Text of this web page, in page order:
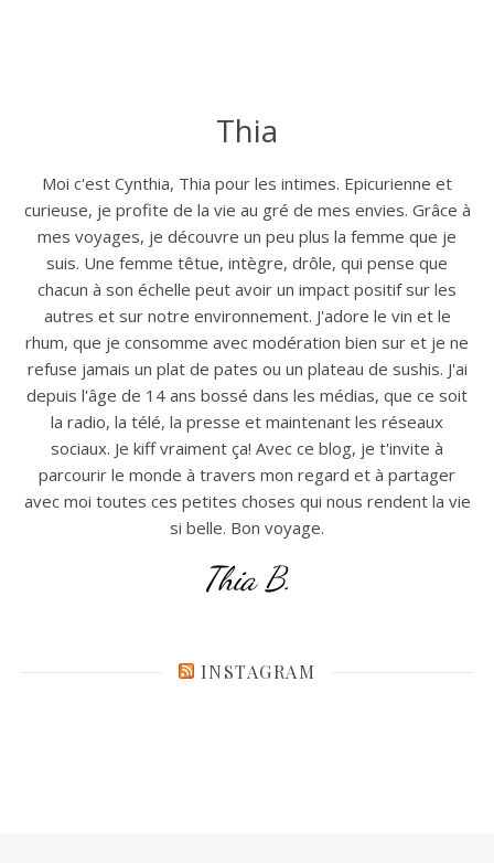
Thia
Moi c'est Cynthia, Thia pour les intimes. Epicurienne et
curieuse, je profite de la vie au gré de mes envies. Grâce à
mes voyages, je découvre un peu plus la femme que je
suis. Une femme têtue, intègre, drôle, qui pense que
chacun à son échelle peut avoir un impact positif sur les
autres et sur notre environnement. J'adore le vin et le
rhum, que je consomme avec modération bien sur et je ne
refuse jamais un plat de pates ou un plateau de sushis. J'ai
depuis l'âge de 14 ans bossé dans les médias, que ce soit
la radio, la télé, la presse et maintenant les réseaux
sociaux. Je kiff vraiment ça! Avec ce blog, je t'invite à
parcourir le monde à travers mon regard et à partager
avec moi toutes ces petites choses qui nous rendent la vie
si belle. Bon voyage.
Thia B.
INSTAGRAM